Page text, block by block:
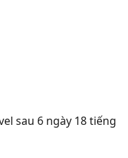
sau 6 ngày 18 tiếng